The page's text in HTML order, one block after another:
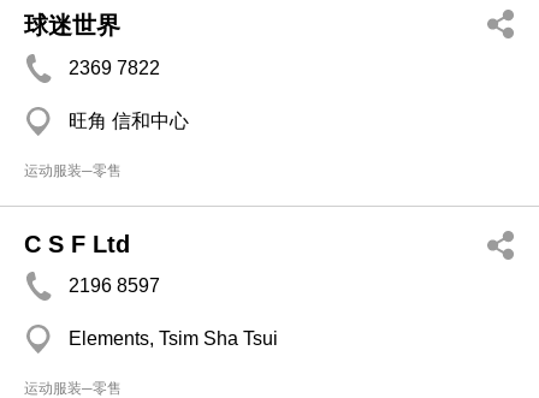
球迷世界
2369 7822
旺角 信和中心
运动服装─零售
C S F Ltd
2196 8597
Elements, Tsim Sha Tsui
运动服装─零售